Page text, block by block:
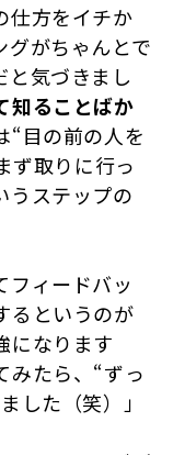
仕方をイチか
グがちゃんとで
と気づきまし
知ることばか
“目の前の人を
ず取りに行っ
うステップの
フィードバッ
るというのが
になります
みたら、“ずっ
した（笑）」